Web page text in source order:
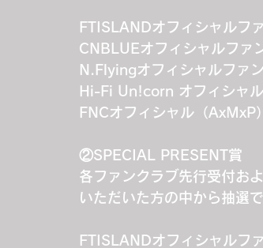
FTISLANDオフィシャルフ
CNBLUEオフィシャルファ
N.Flyingオフィシャルファ
Hi-Fi Un!corn オフィシャ
FNCオフィシャル（AxMxP
②SPECIAL PRESENT賞
各ファンクラブ先行受付お
いただいた方の中から抽選
FTISLANDオフィシャルフ